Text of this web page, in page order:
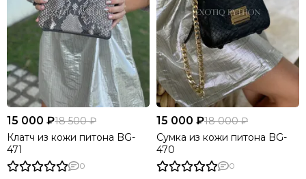
15 000 ₽18 500 ₽
Клатч из кожи питона BG-
471
0
15 000 ₽18 000 ₽
Сумка из кожи питона BG-
470
0